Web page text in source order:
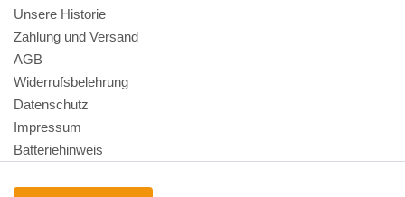
Unsere Historie
Zahlung und Versand
AGB
Widerrufsbelehrung
Datenschutz
Impressum
Batteriehinweis